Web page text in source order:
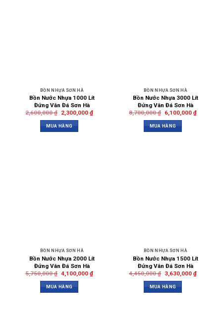
BỒN NHỰA SƠN HÀ
Bồn Nước Nhựa 1000 Lít
Đứng Vân Đá Sơn Hà
2,600,000₫ 2,300,000 ₫
MUA HÀNG
BỒN NHỰA SƠN HÀ
Bồn Nước Nhựa 3000 Lít
Đứng Vân Đá Sơn Hà
8,700,000₫ 6,100,000 ₫
MUA HÀNG
BỒN NHỰA SƠN HÀ
Bồn Nước Nhựa 2000 Lít
Đứng Vân Đá Sơn Hà
5,750,000₫ 4,100,000 ₫
MUA HÀNG
BỒN NHỰA SƠN HÀ
Bồn Nước Nhựa 1500 Lít
Đứng Vân Đá Sơn Hà
4,450,000₫ 3,630,000 ₫
MUA HÀNG